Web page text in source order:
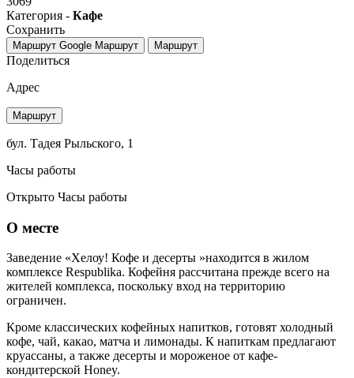
Категория - Кафе
Сохранить
Маршрут Google Маршрут Маршрут
Поделиться
Адрес
Маршрут
бул. Тадея Рыльского, 1
Часы работы
Открыто Часы работы
О месте
Заведение «Хелоу! Кофе и десерты »находится в жилом
комплексе Respublika. Кофейня рассчитана прежде всего на
жителей комплекса, поскольку вход на территорию
ограничен.
Кроме классических кофейных напитков, готовят холодный
кофе, чай, какао, матча и лимонады. К напиткам предлагают
круассаны, а также десерты и мороженое от кафе-
кондитерской Honey.